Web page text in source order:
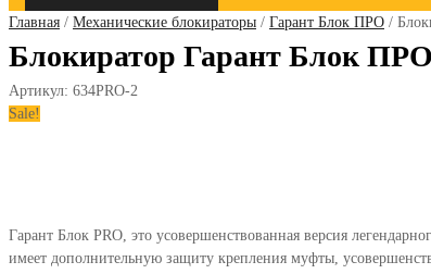
Главная / Механические блокираторы / Гарант Блок ПРО /
Блокиратор Гарант Блок ПРО
Артикул: 634PRO-2
Sale!
Гарант Блок PRO, это усовершенствованная версия
имеет дополнительную защиту крепления муфты,